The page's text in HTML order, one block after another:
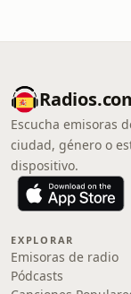
Escucha emisoras
ciudad, género o
dispositivo.
EXPLORAR
Emisoras de radio
Pódcasts